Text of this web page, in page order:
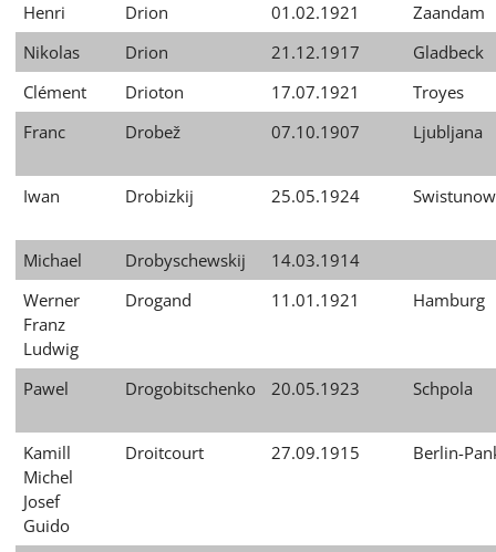
Henri Drion 01.02.1921
Zaandam
Nikolas
Drion 21.12.1917
Gladbeck
Clément
Drioton 17.07.1921
Troyes
Franc
Drobež 07.10.1907 Ljubljana
Iwan Drobizkij 25.05.1924
Michael Drobyschewskij
14.03.1914
Werner
Franz
Ludwig
Drogand 11.01.1921 Hamburg
Pawel Drogobitschenko 20.05.1923 Schpola
Kamill
Michel
Josef
Guido
Droitcourt 27.09.1915 Berlin-